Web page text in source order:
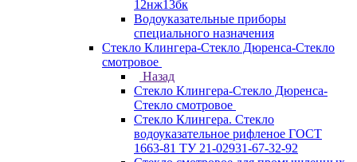
12нж13бк
Водоуказательные приборы
специального назначения
Стекло Клингера-Стекло Дюренса-Стекло
смотровое
Назад
Стекло Клингера-Стекло Дюренса-
Стекло смотровое
Стекло Клингера. Стекло
водоуказательное рифленое ГОСТ
1663-81 ТУ 21-02931-67-32-92